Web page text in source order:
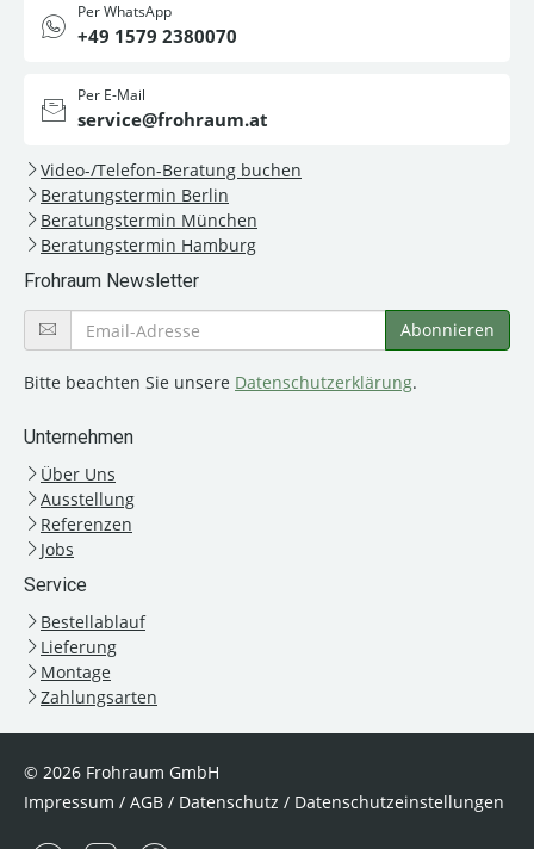
Per WhatsApp
+49 1579 2380070
Per E-Mail
service@frohraum.at
Video-/Telefon-Beratung buchen
Beratungstermin Berlin
Beratungstermin München
Beratungstermin Hamburg
Frohraum Newsletter
Bitte beachten Sie unsere Datenschutzerklärung.
Unternehmen
Über Uns
Ausstellung
Referenzen
Jobs
Service
Bestellablauf
Lieferung
Montage
Zahlungsarten
© 2026 Frohraum GmbH
Impressum / AGB / Datenschutz / Datenschutzeinstellungen